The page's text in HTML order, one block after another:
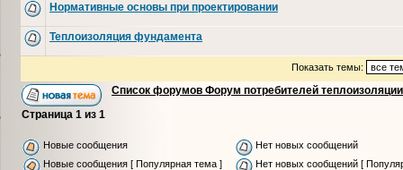
Нормативные основы при проектировании
Теплоизоляция фундамента
Показать темы:
Список форумов Форум потребителей теплоизоляции
Страница 1 из 1
Новые сообщения
Нет новых сообщений
Новые сообщения [ Популярная тема ]
Нет новых сообщений [